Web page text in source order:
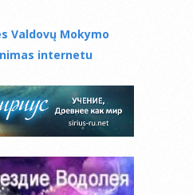
Valdovų Mokymo
internetu